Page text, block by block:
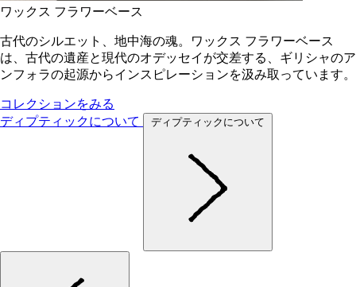
ワックス フラワーベース
古代のシルエット、地中海の魂。ワックス フラワーベース
は、古代の遺産と現代のオデッセイが交差する、ギリシャのア
ンフォラの起源からインスピレーションを汲み取っています。
コレクションをみる
ディプティックについて
ディプティックについて